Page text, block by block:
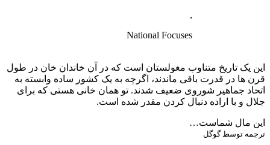
,
National Focuses
این یک تاریخ متناوب مغولستان است که در آن خاندان خان در طول
قرن ها در قدرت باقی ماندند، اگرچه به یک کشور ساده وابسته به
اتحاد جماهیر شوروی ضعیف شدند. تو همان خانی هستی که برای
جلال و با اراده دنبال کردن مقدر شده است.
این مال شماست…
ترجمه توسط گوگل